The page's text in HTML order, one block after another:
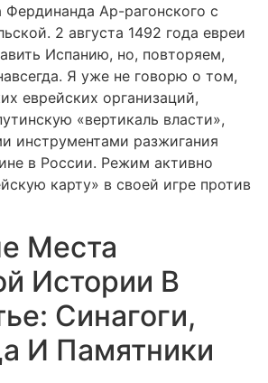
Ар-рагонского с
2 августа 1492 года евреи
Испанию, но, повторяем,
Я уже не говорю о том,
еврейских организаций,
«вертикаль власти»,
инструментами разжигания
в России. Режим активно
карту» в своей игре против
Места
Истории В
Синагоги,
И Памятники